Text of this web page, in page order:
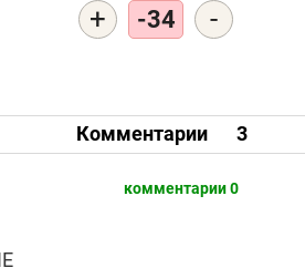
+ -34 -
Комментарии 3
комментарии 0